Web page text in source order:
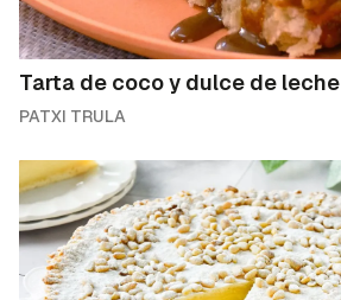
Tarta de coco y dulce de leche
PATXI TRULA